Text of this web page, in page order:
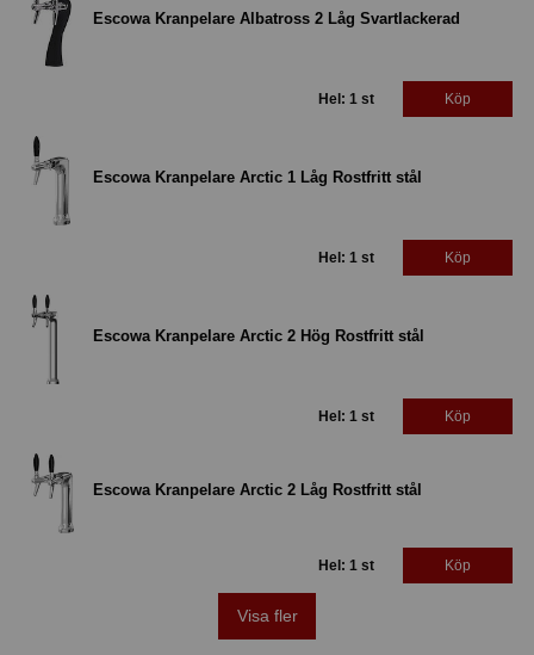
Escowa Kranpelare Albatross 2 Låg Svartlackerad
Hel: 1 st Köp
Escowa Kranpelare Arctic 1 Låg Rostfritt stål
Hel: 1 st Köp
Escowa Kranpelare Arctic 2 Hög Rostfritt stål
Hel: 1 st Köp
Escowa Kranpelare Arctic 2 Låg Rostfritt stål
Hel: 1 st Köp
Visa fler